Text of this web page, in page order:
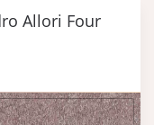
Allori Four